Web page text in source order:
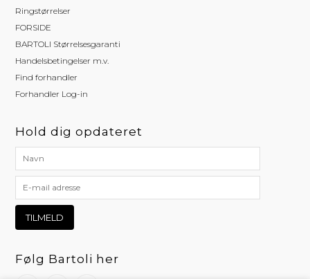
Ringstørrelser
FORSIDE
BARTOLI Størrelsesgaranti
Handelsbetingelser m.v.
Find forhandler
Forhandler Log-in
Hold dig opdateret
Følg Bartoli her